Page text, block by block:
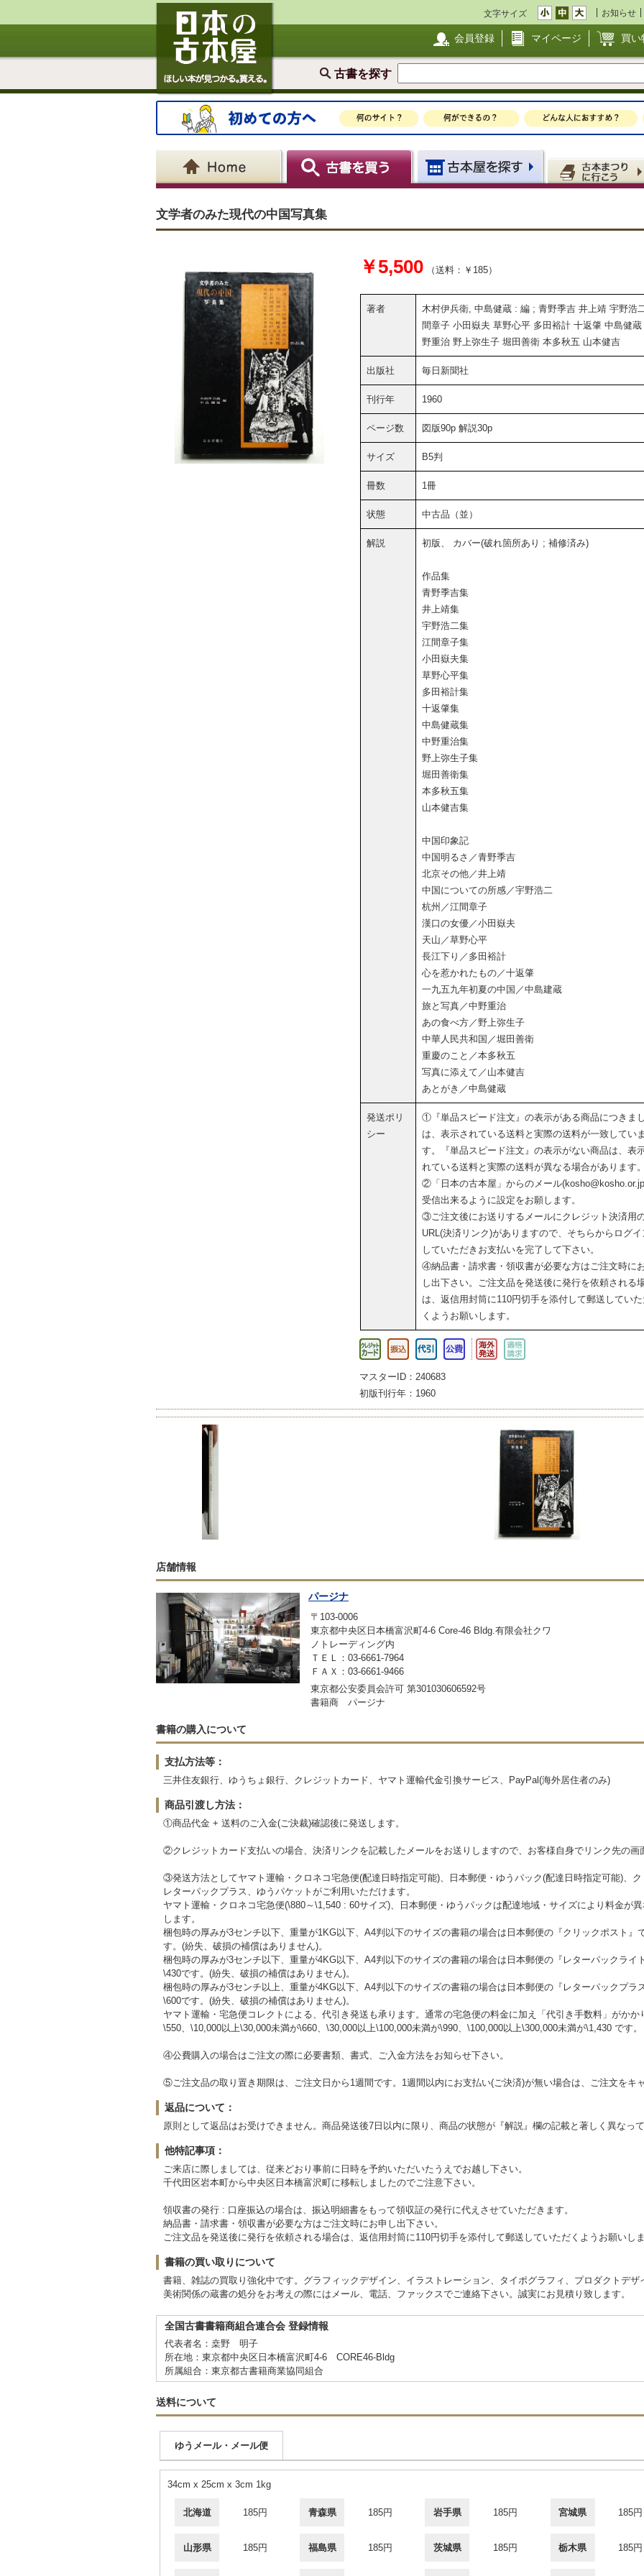
文字サイズ お知らせ
会員登録 マイページ 買い
古書を探す
文学者のみた現代の中国写真集
￥5,500 （送料：￥185）
著者
木村伊兵衛, 中島健蔵 : 編 ; 青野季吉 井上靖 宇野浩
間章子 小田嶽夫 草野心平 多田裕計 十返肇 中島健蔵
野重治 野上弥生子 堀田善衛 本多秋五 山本健吉
出版社 毎日新聞社
刊行年 1960
ページ数 図版90p 解説30p
サイズ B5判
冊数 1冊
状態 中古品（並）
解説 初版、 カバー(破れ箇所あり ; 補修済み)
作品集
青野季吉集
井上靖集
宇野浩二集
江間章子集
小田嶽夫集
草野心平集
多田裕計集
十返肇集
中島健蔵集
中野重治集
野上弥生子集
堀田善衛集
本多秋五集
山本健吉集
中国印象記
中国明るさ／青野季吉
北京その他／井上靖
中国についての所感／宇野浩二
杭州／江間章子
漢口の女優／小田嶽夫
天山／草野心平
長江下り／多田裕計
心を惹かれたもの／十返肇
一九五九年初夏の中国／中島建蔵
旅と写真／中野重治
あの食べ方／野上弥生子
中華人民共和国／堀田善衛
重慶のこと／本多秋五
写真に添えて／山本健吉
あとがき／中島健蔵
発送ポリ
シー
①『単品スピード注文』の表示がある商品につきま
は、表示されている送料と実際の送料が一致してい
す。『単品スピード注文』の表示がない商品は、表
れている送料と実際の送料が異なる場合があります
②「日本の古本屋」からのメール
受信出来るように設定をお願します。
③ご注文後にお送りするメールにクレジット決済用
URL(決済リンク)がありますので、そちらからログイ
していただきお支払いを完了して下さい。
④納品書・請求書・領収書が必要な方はご注文時に
し出下さい。ご注文品を発送後に発行を依頼される
は、返信用封筒に110円切手を添付して郵送してい
くようお願いします。
マスターID：240683
初版刊行年：1960
店舗情報
パージナ
〒103-0006
東京都中央区日本橋富沢町4-6 Core-46 Bldg.有限会社クワ
ノトレーディング内
ＴＥＬ：03-6661-7964
ＦＡＸ：03-6661-9466
東京都公安委員会許可 第301030606592号
書籍商 パージナ
書籍の購入について
支払方法等：
三井住友銀行、ゆうちょ銀行、クレジットカード、ヤマト運輸代金引換サービス、PayPal(海外居住者のみ)
商品引渡し方法：
①商品代金 + 送料のご入金(ご決裁)確認後に発送します。
②クレジットカード支払いの場合、決済リンクを記載したメールをお送りしますので、お客様自身でリンク先の画
③発送方法としてヤマト運輸・クロネコ宅急便(配達日時指定可能)、日本郵便・ゆうパック(配達日時指定可能)、
レターパックプラス、ゆうパケットがご利用いただけます。
ヤマト運輸・クロネコ宅急便(\880～\1,540 : 60サイズ)、日本郵便・ゆうパックは配達地域・サイズにより料金が
します。
梱包時の厚みが3センチ以下、重量が1KG以下、A4判以下のサイズの書籍の場合は日本郵便の『クリックポスト』
す。(紛失、破損の補償はありません)。
梱包時の厚みが3センチ以下、重量が4KG以下、A4判以下のサイズの書籍の場合は日本郵便の『レターパックライ
\430です。(紛失、破損の補償はありません)。
梱包時の厚みが3センチ以上、重量が4KG以下、A4判以下のサイズの書籍の場合は日本郵便の『レターパックプラ
\600です。(紛失、破損の補償はありません)。
ヤマト運輸・宅急便コレクトによる、代引き発送も承ります。通常の宅急便の料金に加え「代引き手数料」がか
\550、\10,000以上\30,000未満が\660、\30,000以上\100,000未満が\990、\100,000以上\300,000未満が\1,430 です。
④公費購入の場合はご注文の際に必要書類、書式、ご入金方法をお知らせ下さい。
⑤ご注文品の取り置き期限は、ご注文日から1週間です。1週間以内にお支払い(ご決済)が無い場合は、ご注文をキ
返品について：
原則として返品はお受けできません。商品発送後7日以内に限り、商品の状態が『解説』欄の記載と著しく異なっ
他特記事項：
ご来店に際しましては、従来どおり事前に日時を予約いただいたうえでお越し下さい。
千代田区岩本町から中央区日本橋富沢町に移転しましたのでご注意下さい。
領収書の発行 : 口座振込の場合は、振込明細書をもって領収証の発行に代えさせていただきます。
納品書・請求書・領収書が必要な方はご注文時にお申し出下さい。
ご注文品を発送後に発行を依頼される場合は、返信用封筒に110円切手を添付して郵送していただくようお願いし
書籍の買い取りについて
書籍、雑誌の買取り強化中です。グラフィックデザイン、イラストレーション、タイポグラフィ、プロダクトデ
美術関係の蔵書の処分をお考えの際にはメール、電話、ファックスでご連絡下さい。誠実にお見積り致します。
全国古書書籍商組合連合会 登録情報
代表者名：桒野 明子
所在地：東京都中央区日本橋富沢町4-6 CORE46-Bldg
所属組合：東京都古書籍商業協同組合
送料について
ゆうメール・メール便
34cm x 25cm x 3cm 1kg
北海道 185円 青森県 185円 岩手県 185円 宮城県 185円
山形県 185円 福島県 185円 茨城県 185円 栃木県 185円